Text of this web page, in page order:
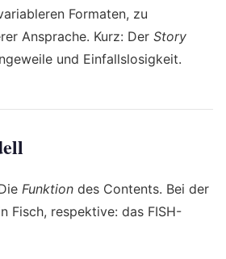
Formaten, zu
Ansprache. Kurz: Der Story
und Einfallslosigkeit.
Funktion des Contents. Bei der
Fisch, respektive: das FISH-